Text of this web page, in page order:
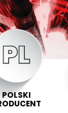
POLSKI